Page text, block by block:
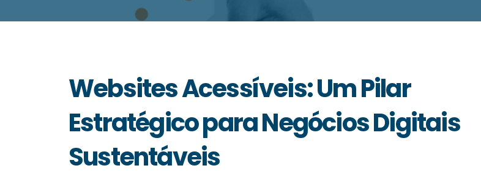
Websites Acessíveis: Um Pilar
Estratégico para Negócios Digitais
Sustentáveis